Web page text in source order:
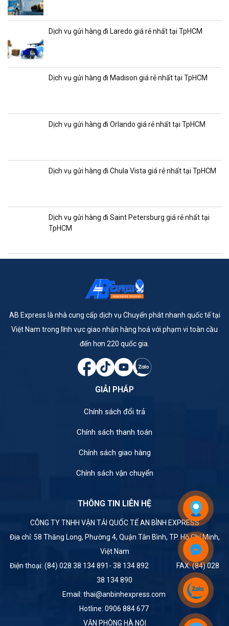
Dịch vụ gửi hàng đi Laredo giá rẻ nhất tại TpHCM
Dịch vụ gửi hàng đi Madison giá rẻ nhất tại TpHCM
Dịch vụ gửi hàng đi Orlando giá rẻ nhất tại TpHCM
Dịch vụ gửi hàng đi Chula Vista giá rẻ nhất tại TpHCM
Dịch vụ gửi hàng đi Saint Petersburg giá rẻ nhất tại
TpHCM
AB Express là nhà cung cấp dịch vụ Chuyển phát nhanh quốc tế tại
Việt Nam trong lĩnh vực giao nhận hàng hoá với phạm vi toàn cầu
đến hơn 220 quốc gia.
GIẢI PHÁP
Chính sách đổi trả
Chính sách thanh toán
Chính sách giao hàng
Chính sách vận chuyển
THÔNG TIN LIÊN HỆ
CÔNG TY TNHH VẬN TẢI QUỐC TẾ AN BÌNH EXPRESS
Địa chỉ: 58 Thăng Long, Phường 4, Quận Tân Bình, TP. Hồ Chí Minh,
Việt Nam
Điện thoại: (84) 028 38 134 891- 38 134 892 FAX: (84) 028
38 134 890
Email: thai@anbinhexpress.com
Hotline: 0906 884 677
VĂN PHÒNG HÀ NỘI